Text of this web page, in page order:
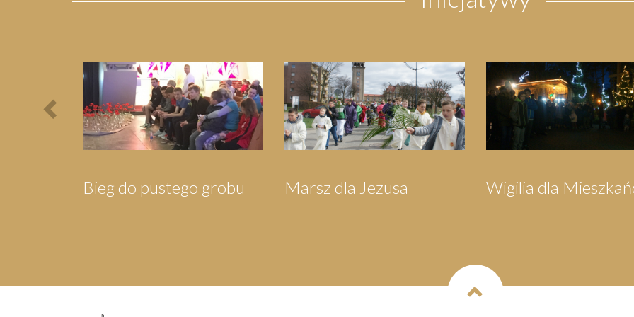
Marsz dla Jezusa Wigilia dla Mieszkańców Orszak Trzech Króli
Previous